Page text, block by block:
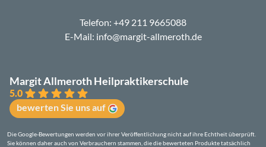
Margit Allmeroth Heilpraktikerschule
5.0
bewerten Sie uns auf
Die Google-Bewertungen werden vor ihrer Veröffentlichung nicht auf ihre Echtheit überprüft.
Sie können daher auch von Verbrauchern stammen, die die bewerteten Produkte tatsächlich
Telefon: +49 211 9665088
E-Mail: info@margit-allmeroth.de